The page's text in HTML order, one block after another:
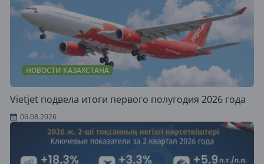
НОВОСТИ КАЗАХСТАНА
Vietjet подвела итоги первого полугодия 2026 года
06.08.2026